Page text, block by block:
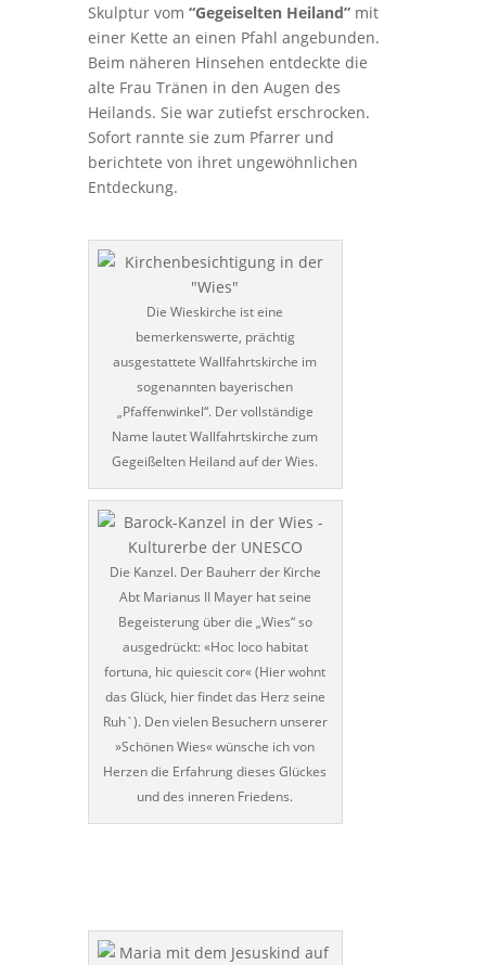
Skulptur vom “Gegeiselten Heiland”mit
einer Kette an einen Pfahl angebunden.
Beim näheren Hinsehen entdeckte die
alte Frau Tränen in den Augen des
Heilands. Sie war zutiefst erschrocken.
Sofort rannte sie zum Pfarrer und
berichtete von ihret ungewöhnlichen
Entdeckung.
Die Wieskirche ist eine
bemerkenswerte, prächtig
ausgestattete Wallfahrtskirche im
sogenannten bayerischen
„Pfaffenwinkel“. Der vollständige
Name lautet Wallfahrtskirche zum
Gegeißelten Heiland auf der Wies.
Die Kanzel. Der Bauherr der Kirche
Abt Marianus II Mayer hat seine
Begeisterung über die „Wies“ so
ausgedrückt: «Hoc loco habitat
fortuna, hic quiescit cor« (Hier wohnt
das Glück, hier findet das Herz seine
Ruh`). Den vielen Besuchern unserer
»Schönen Wies« wünsche ich von
Herzen die Erfahrung dieses Glückes
und des inneren Friedens.